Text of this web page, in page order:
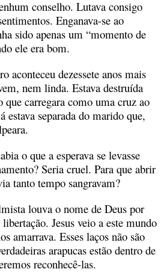
conselho. Lutava consigo
Enganava-se ao
sido apenas um “momento de
ele era bom.
aconteceu dezessete anos mais
nem linda. Estava destruída
carregara como uma cruz ao
estava separada do marido que,
o que a esperava se levasse
Seria cruel. Para que abrir
tanto tempo sangravam?
louva o nome de Deus por
Jesus veio a este mundo
amarrava. Esses laços não são
arapucas estão dentro de
reconhecê-las.